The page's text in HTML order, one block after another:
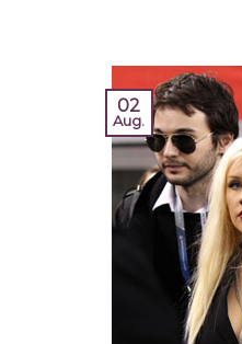
02
Aug.